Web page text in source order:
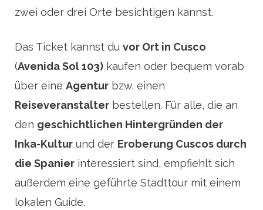
zwei oder drei Orte besichtigen kannst.
Das Ticket kannst du vor Ort in Cusco
(Avenida Sol 103) kaufen oder bequem vorab
über eine Agentur bzw. einen
Reiseveranstalter bestellen. Für alle, die an
den geschichtlichen Hintergründen der
Inka-Kultur und der Eroberung Cuscos durch
die Spanier interessiert sind, empfiehlt sich
außerdem eine geführte Stadttour mit einem
lokalen Guide.